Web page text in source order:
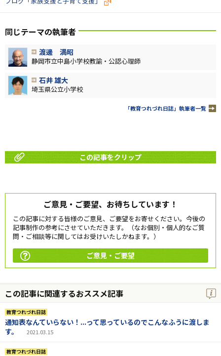
同じテーマの執筆者
渡邊 満昭
静岡市立中島小学校教諭・公認心理師
石井 雄大
埼玉県公立小学校
「教育つれづれ日誌」執筆者一覧
この記事をクリップ
ご意見・ご要望、お待ちしています！
この記事に対する皆様のご意見、ご要望をお寄せください。今後の
記事制作の参考にさせていただきます。（なお個別・個人的なご質
問・ご相談等に関してはお受けいたしかねます。）
ご意見・ご要望
この記事に関連するおススメ記事
教育つれづれ日誌
通知表なんていらない！...って思っているのでこんなふうに渡しま
す。
2021.03.15
教育つれづれ日誌